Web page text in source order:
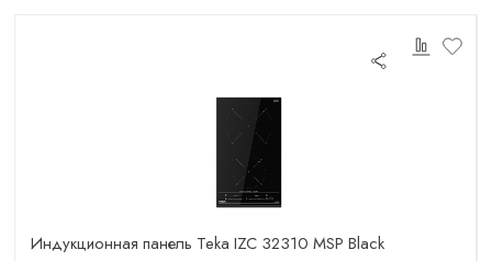
Индукционная панель Teka IZC 32310 MSP Black